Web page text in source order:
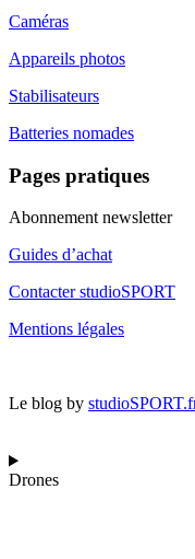
Caméras
Appareils photos
Stabilisateurs
Batteries nomades
Pages pratiques
Abonnement newsletter
Guides d’achat
Contacter studioSPORT
Mentions légales
Le blog by
Drones